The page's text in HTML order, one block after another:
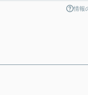
情報